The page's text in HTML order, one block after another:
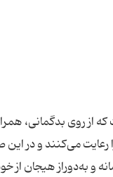
از روى بدگمانى،
رعایت می‌کنند و در
و به‌دوراز هیجان